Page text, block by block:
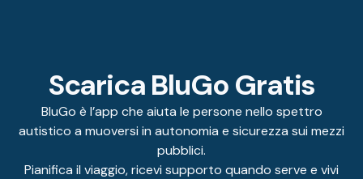
Scarica BluGo Gratis
BluGo è l’app che aiuta le persone nello spettro
autistico a muoversi in autonomia e sicurezza sui mezzi
pubblici.
Pianifica il viaggio, ricevi supporto quando serve e vivi